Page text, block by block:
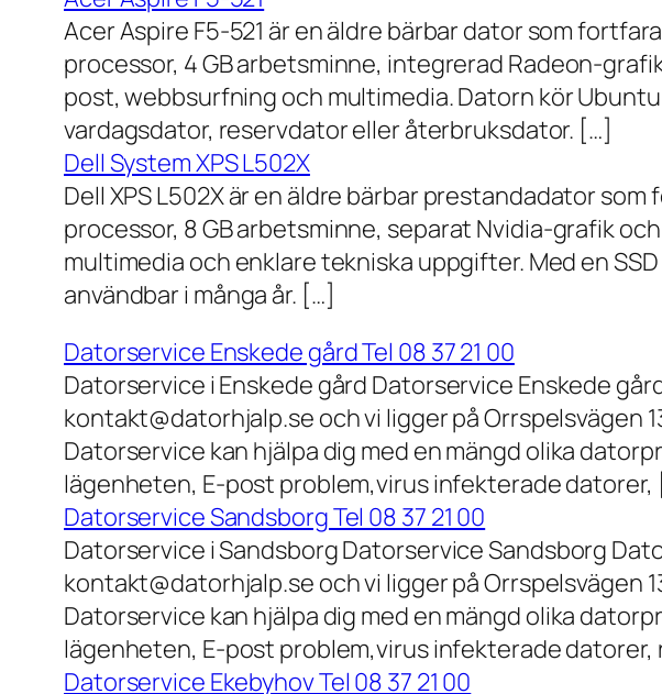
Acer Aspire F5-521 är en äldre bärbar dator som
processor, 4 GB arbetsminne, integrerad Radeon-
post, webbsurfning och multimedia. Datorn kör
vardagsdator, reservdator eller återbruksdator. […]
Dell System XPS L502X
Dell XPS L502X är en äldre bärbar prestandadator
processor, 8 GB arbetsminne, separat Nvidia-grafik
multimedia och enklare tekniska uppgifter. Med en
användbar i många år. […]
Datorservice Enskede gård Tel 08 37 21 00
Datorservice i Enskede gård Datorservice Enskede
kontakt@datorhjalp.se och vi ligger på Orrspelsvägen
Datorservice kan hjälpa dig med en mängd olika
lägenheten, E-post problem,virus infekterade datorer,
Datorservice Sandsborg Tel 08 37 21 00
Datorservice i Sandsborg Datorservice Sandsborg
kontakt@datorhjalp.se och vi ligger på Orrspelsvägen
Datorservice kan hjälpa dig med en mängd olika
lägenheten, E-post problem,virus infekterade datorer,
Datorservice Ekebyhov Tel 08 37 21 00